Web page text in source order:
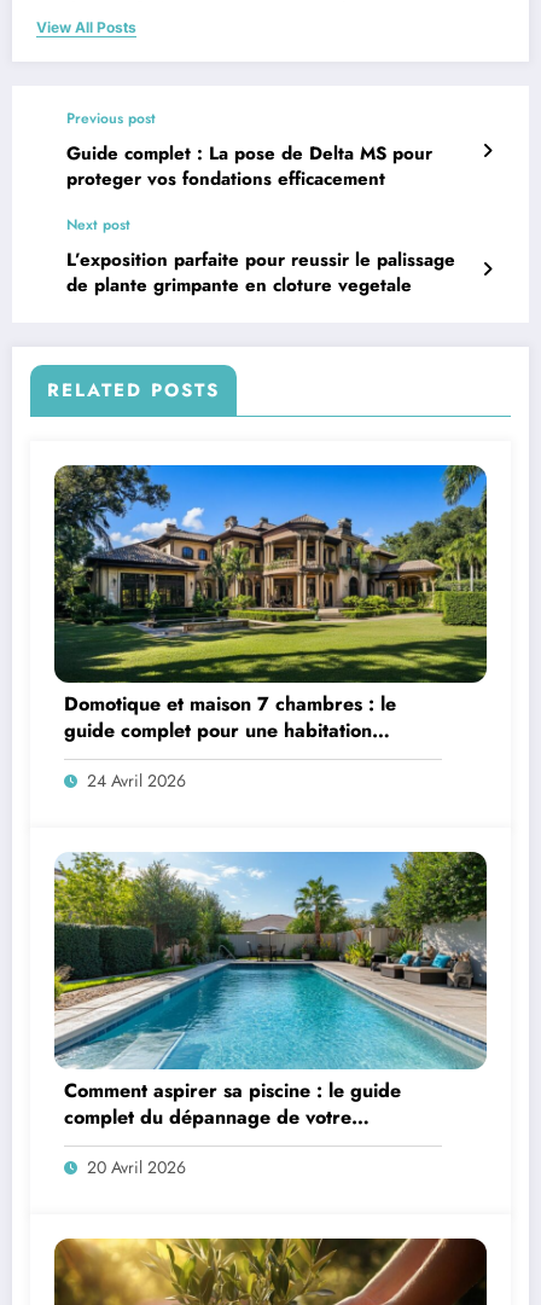
View All Posts
Previous post
Guide complet : La pose de Delta MS pour
proteger vos fondations efficacement
Next post
L’exposition parfaite pour reussir le palissage
de plante grimpante en cloture vegetale
RELATED POSTS
Domotique et maison 7 chambres : le
guide complet pour une habitation
connectée
24 Avril 2026
Comment aspirer sa piscine : le guide
complet du dépannage de votre
aspirateur
20 Avril 2026